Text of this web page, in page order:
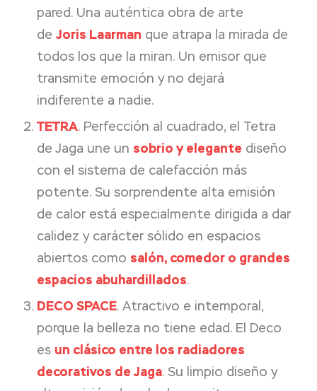
pared. Una auténtica obra de arte
de Joris Laarman que atrapa la mirada de
todos los que la miran. Un emisor que
transmite emoción y no dejará
indiferente a nadie.
TETRA. Perfección al cuadrado, el Tetra
de Jaga une un sobrio y elegante diseño
con el sistema de calefacción más
potente. Su sorprendente alta emisión
de calor está especialmente dirigida a dar
calidez y carácter sólido en espacios
abiertos como salón, comedor o grandes
espacios abuhardillados.
DECO SPACE. Atractivo e intemporal,
porque la belleza no tiene edad. El Deco
es un clásico entre los radiadores
decorativos de Jaga. Su limpio diseño y